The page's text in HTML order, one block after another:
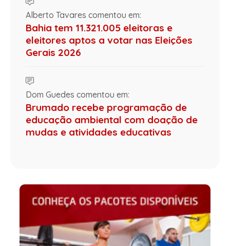
Alberto Tavares comentou em:
Bahia tem 11.321.005 eleitoras e
eleitores aptos a votar nas Eleições
Gerais 2026
Dom Guedes comentou em:
Brumado recebe programação de
educação ambiental com doação de
mudas e atividades educativas